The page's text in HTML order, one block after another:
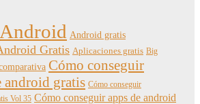
Android Android gratis
Gratis Aplicaciones gratis Big
Cómo conseguir
android gratis Cómo conseguir
Vol 35 Cómo conseguir apps de android